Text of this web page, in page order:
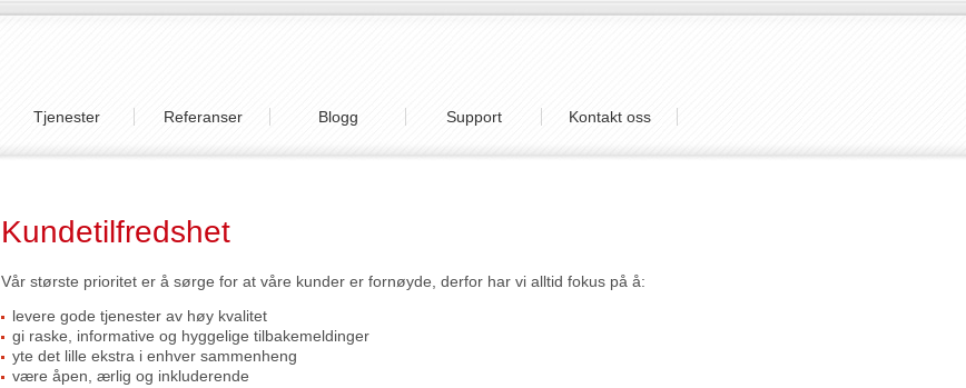
Tjenester Referanser Blogg Support Kontakt oss
Kundetilfredshet
Vår største prioritet er å sørge for at våre kunder er fornøyde, derfor har vi alltid fokus på å:
levere gode tjenester av høy kvalitet
gi raske, informative og hyggelige tilbakemeldinger
yte det lille ekstra i enhver sammenheng
være åpen, ærlig og inkluderende